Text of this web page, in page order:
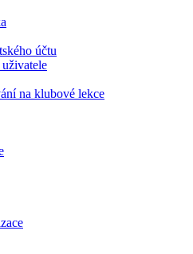
účtu
na klubové lekce